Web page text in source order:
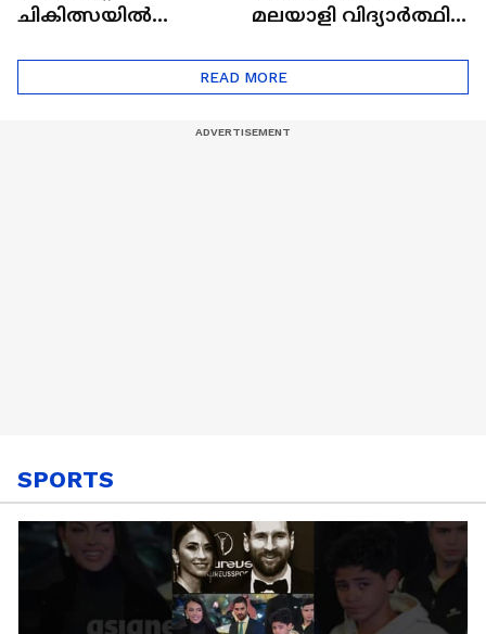
ചികിത്സയിൽ
പേരെയും സന്ദർശിച്ച്
മുഖ്യമന്ത്രി
മലയാളി വിദ്യാർത്ഥി
ദില്ലിയിൽ നിന്നും
കാണാതായി
READ MORE
SPORTS